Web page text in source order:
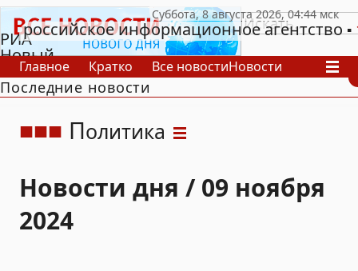
РИА
Новый
День
российское информационное агентство
Главное Кратко Все новостиНовости
В России
В мире
Последние новости
Политика
Новости дня / 09 ноября
2024